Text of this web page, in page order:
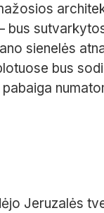
bus
sienelės
bus
Jeruzalės